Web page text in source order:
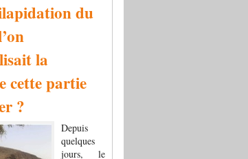
du
la
cette partie
?
Depuis
quelques
jours, le